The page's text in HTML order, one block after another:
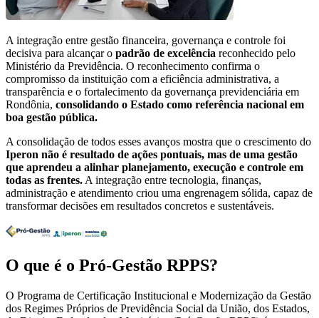
A integração entre gestão financeira, governança e controle foi
decisiva para alcançar o padrão de excelência reconhecido pelo
Ministério da Previdência. O reconhecimento confirma o
compromisso da instituição com a eficiência administrativa, a
transparência e o fortalecimento da governança previdenciária em
Rondônia, consolidando o Estado como referência nacional em
boa gestão pública.
A consolidação de todos esses avanços mostra que o crescimento do
Iperon não é resultado de ações pontuais, mas de uma gestão
que aprendeu a alinhar planejamento, execução e controle em
todas as frentes. A integração entre tecnologia, finanças,
administração e atendimento criou uma engrenagem sólida, capaz de
transformar decisões em resultados concretos e sustentáveis.
O que é o Pró-Gestão RPPS?
O Programa de Certificação Institucional e Modernização da Gestão
dos Regimes Próprios de Previdência Social da União, dos Estados,